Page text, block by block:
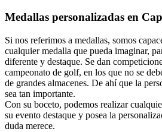
Medallas personalizadas en
Si nos referimos a medallas, somos
cualquier medalla que pueda imaginar,
diferente y destaque. Se dan
campeonato de golf, en los que no se
de grandes almacenes. De ahí que la
sea tan importante.
Con su boceto, podemos realizar
su evento destaque y posea la
duda merece.